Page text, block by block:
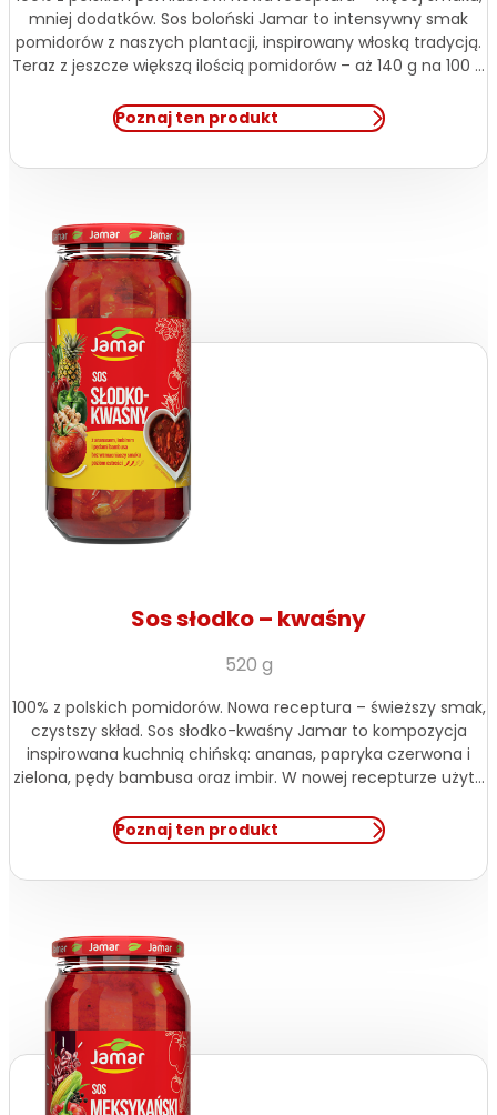
mniej dodatków. Sos boloński Jamar to intensywny smak
pomidorów z naszych plantacji, inspirowany włoską tradycją.
Teraz z jeszcze większą ilością pomidorów – aż 140 g na 100 g
przypraw. Obniżona zawartość skrobi to jeszcze czystszy
skład i […]
Poznaj ten produkt
Sos słodko – kwaśny
520 g
100% z polskich pomidorów. Nowa receptura – świeższy smak,
czystszy skład. Sos słodko-kwaśny Jamar to kompozycja
inspirowana kuchnią chińską: ananas, papryka czerwona i
zielona, pędy bambusa oraz imbir. W nowej recepturze użyto
dodatku gumy guar. Gotowy do podania – idealny do ryżu,
kurczaka, warzyw i dań stir-fry. […]
Poznaj ten produkt